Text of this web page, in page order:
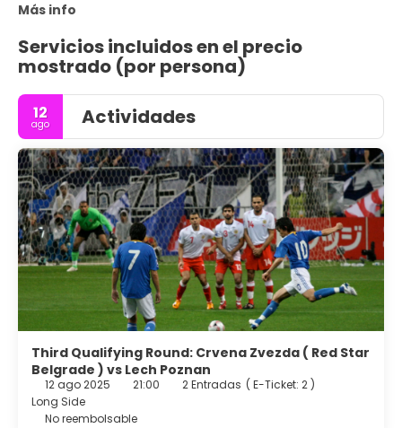
Más info
Servicios incluidos en el precio
mostrado (por persona)
12
ago Actividades
Third Qualifying Round: Crvena Zvezda ( Red Star
Belgrade ) vs Lech Poznan
12 ago 2025 21:00 2 Entradas ( E-Ticket: 2 )
Long Side
No reembolsable